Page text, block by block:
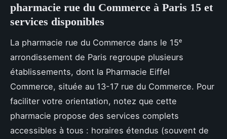
pharmacie rue du Commerce à Paris 15 et
services disponibles
La pharmacie rue du Commerce dans le 15ᵉ
arrondissement de Paris regroupe plusieurs
établissements, dont la Pharmacie Eiffel
Commerce, située au 13-17 rue du Commerce. Pour
faciliter votre orientation, notez que cette
pharmacie propose des services complets
accessibles à tous : horaires étendus (souvent de